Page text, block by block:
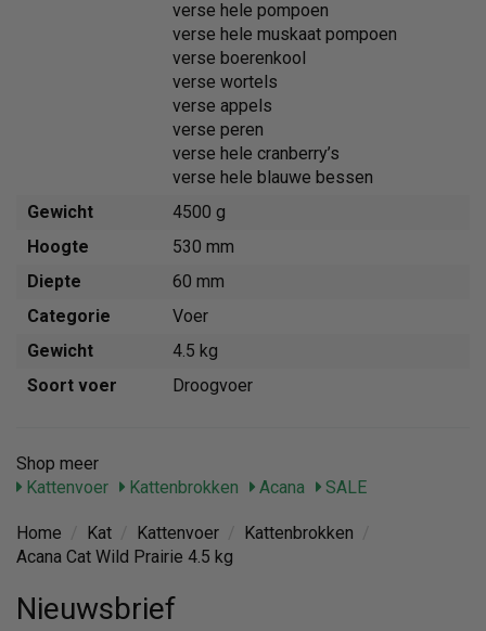
verse hele pompoen
verse hele muskaat pompoen
verse boerenkool
verse wortels
verse appels
verse peren
verse hele cranberry’s
verse hele blauwe bessen
Gewicht
4500 g
Hoogte
530 mm
Diepte
60 mm
Categorie
Voer
Gewicht
4.5 kg
Soort voer
Droogvoer
Shop meer
Kattenvoer
Kattenbrokken Acana SALE
Home Kat Kattenvoer Kattenbrokken
Acana Cat Wild Prairie 4.5 kg
Nieuwsbrief